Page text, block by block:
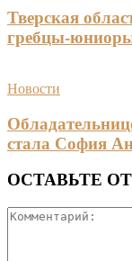
Тверская
гребцы-
Новости
стала София
ОСТАВЬТЕ